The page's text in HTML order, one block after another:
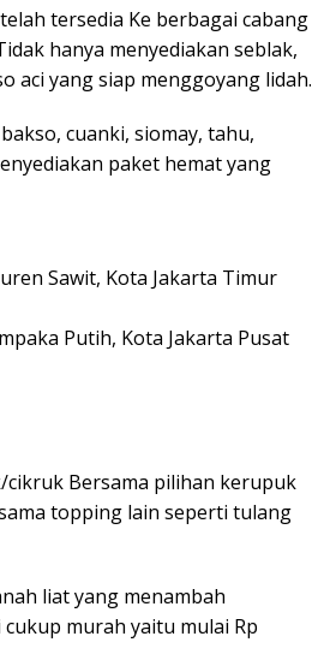
tersedia Ke berbagai cabang
hanya menyediakan seblak,
aci yang siap menggoyang lidah.
cuanki, siomay, tahu,
paket hemat yang
Sawit, Kota Jakarta Timur
Putih, Kota Jakarta Pusat
cikruk Bersama pilihan kerupuk
topping lain seperti tulang
liat yang menambah
murah yaitu mulai Rp